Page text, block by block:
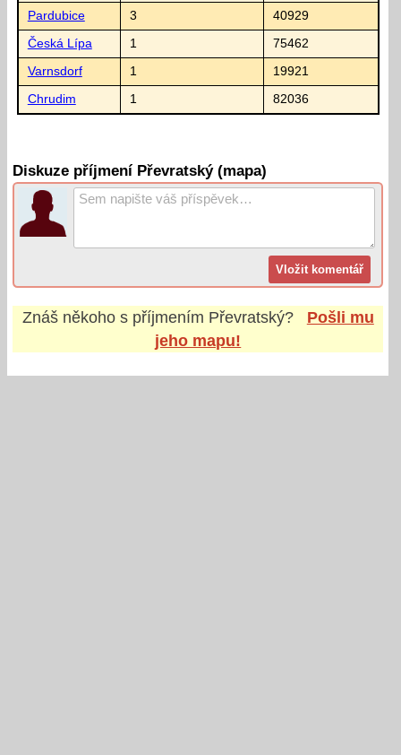
Pardubice 3 40929
Česká Lípa 1 75462
Varnsdorf 1 19921
Chrudim 1 82036
Diskuze příjmení Převratský (mapa)
Znáš někoho s příjmením Převratský?
Pošli mu
jeho mapu!